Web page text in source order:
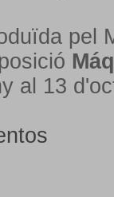
pel
al 13